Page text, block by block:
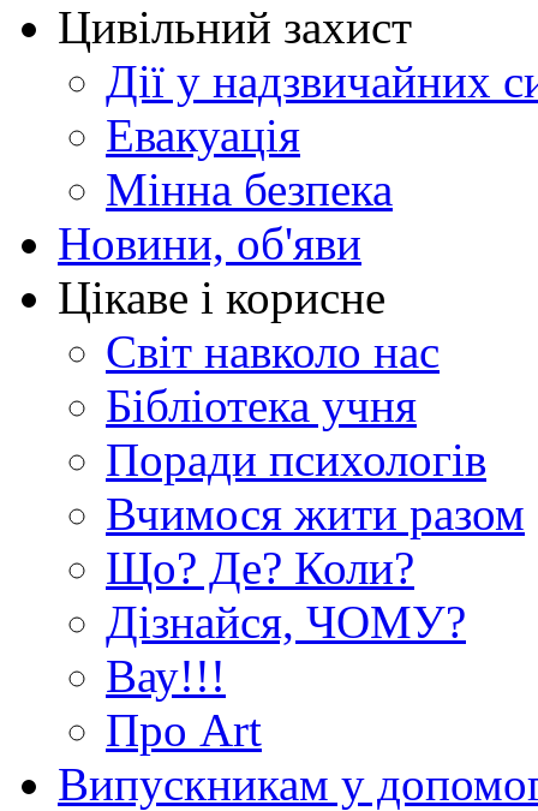
Цивільний захист
Дії у надзвичайних
Евакуація
Мінна безпека
Новини, об'яви
Цікаве і корисне
Світ навколо нас
Бібліотека учня
Поради психологів
Вчимося жити разом
Що? Де? Коли?
Дізнайся, ЧОМУ?
Вау!!!
Про Art
Випускникам у